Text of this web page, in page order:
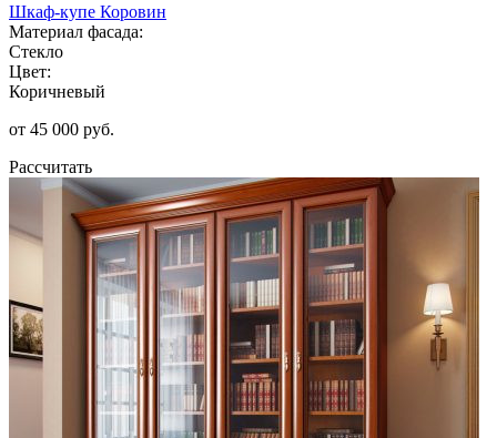
Шкаф-купе Коровин
Материал фасада:
Стекло
Цвет:
Коричневый
от 45 000 руб.
Рассчитать